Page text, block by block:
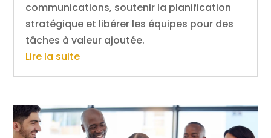
communications, soutenir la planification
stratégique et libérer les équipes pour des
tâches à valeur ajoutée.
Lire la suite